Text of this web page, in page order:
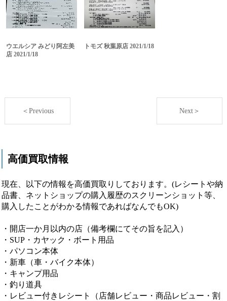
ウエルシア みどり阿左美
店 2021/1/18
トモズ 秋葉原店 2021/1/18
＜Previous Next＞
高価買取情報
現在、以下の情報を高価買取りしております。(レシートや納
品書、ネットショップの購入履歴のスクリーンショット等、
購入したことがわかる情報であればなんでもOK)
・開店一か月以内の店（備考欄にてその旨を記入）
・SUP・カヤック・ボート用品
・パソコン本体
・新車（車・バイク本体）
・キャンプ用品
・釣り道具
・レビュー付きレシート（店舗レビュー・商品レビュー・割